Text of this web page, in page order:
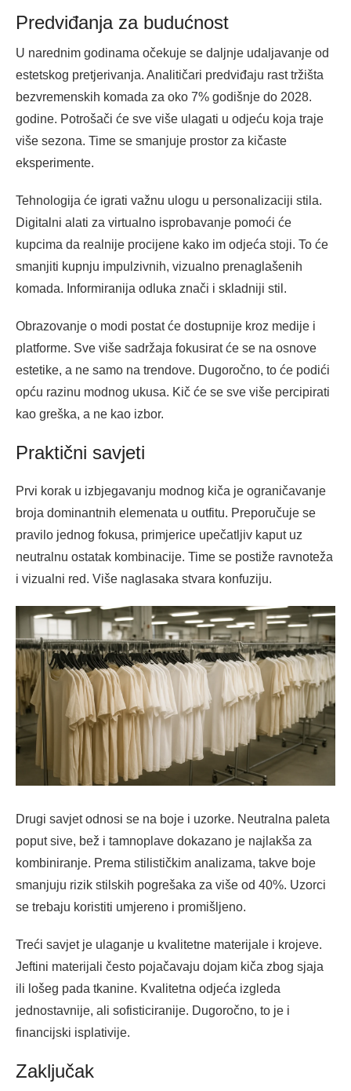
Predviđanja za budućnost
U narednim godinama očekuje se daljnje udaljavanje od
estetskog pretjerivanja. Analitičari predviđaju rast tržišta
bezvremenskih komada za oko 7% godišnje do 2028.
godine. Potrošači će sve više ulagati u odjeću koja traje
više sezona. Time se smanjuje prostor za kičaste
eksperimente.
Tehnologija će igrati važnu ulogu u personalizaciji stila.
Digitalni alati za virtualno isprobavanje pomoći će
kupcima da realnije procijene kako im odjeća stoji. To će
smanjiti kupnju impulzivnih, vizualno prenaglašenih
komada. Informiranija odluka znači i skladniji stil.
Obrazovanje o modi postat će dostupnije kroz medije i
platforme. Sve više sadržaja fokusirat će se na osnove
estetike, a ne samo na trendove. Dugoročno, to će podići
opću razinu modnog ukusa. Kič će se sve više percipirati
kao greška, a ne kao izbor.
Praktični savjeti
Prvi korak u izbjegavanju modnog kiča je ograničavanje
broja dominantnih elemenata u outfitu. Preporučuje se
pravilo jednog fokusa, primjerice upečatljiv kaput uz
neutralnu ostatak kombinacije. Time se postiže ravnoteža
i vizualni red. Više naglasaka stvara konfuziju.
Drugi savjet odnosi se na boje i uzorke. Neutralna paleta
poput sive, bež i tamnoplave dokazano je najlakša za
kombiniranje. Prema stilističkim analizama, takve boje
smanjuju rizik stilskih pogrešaka za više od 40%. Uzorci
se trebaju koristiti umjereno i promišljeno.
Treći savjet je ulaganje u kvalitetne materijale i krojeve.
Jeftini materijali često pojačavaju dojam kiča zbog sjaja
ili lošeg pada tkanine. Kvalitetna odjeća izgleda
jednostavnije, ali sofisticiranije. Dugoročno, to je i
financijski isplativije.
Zaključak